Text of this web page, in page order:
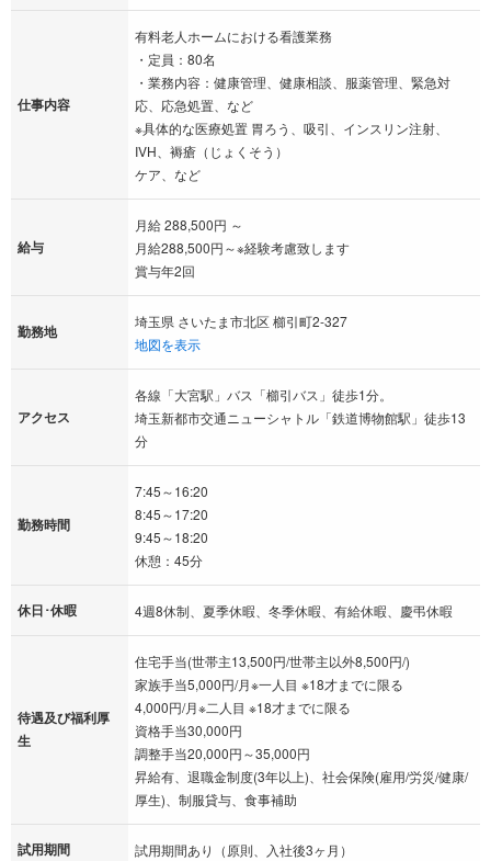
仕事内容
有料老人ホームにおける看護業務
・定員：80名
・業務内容：健康管理、健康相談、服薬管理、緊急対
応、応急処置、など
※具体的な医療処置 胃ろう、吸引、インスリン注射、
IVH、褥瘡（じょくそう）
ケア、など
給与
月給 288,500円 ～
月給288,500円～※経験考慮致します
賞与年2回
勤務地
埼玉県 さいたま市北区 櫛引町2-327
地図を表示
アクセス
各線「大宮駅」バス「櫛引バス」徒歩1分。
埼玉新都市交通ニューシャトル「鉄道博物館駅」徒歩13
分
勤務時間
7:45～16:20
8:45～17:20
9:45～18:20
休憩：45分
休日･休暇 4週8休制、夏季休暇、冬季休暇、有給休暇、慶弔休暇
待遇及び福利厚
生
住宅手当(世帯主13,500円/世帯主以外8,500円/)
家族手当5,000円/月※一人目 ※18才までに限る
4,000円/月※二人目 ※18才までに限る
資格手当30,000円
調整手当20,000円～35,000円
昇給有、退職金制度(3年以上)、社会保険(雇用/労災/健康/
厚生)、制服貸与、食事補助
試用期間 試用期間あり（原則、入社後3ヶ月）